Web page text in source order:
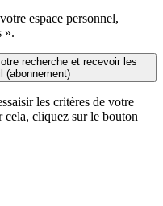
espace personnel,
».
recherche et recevoir les
(abonnement)
les critères de votre
cela, cliquez sur le bouton